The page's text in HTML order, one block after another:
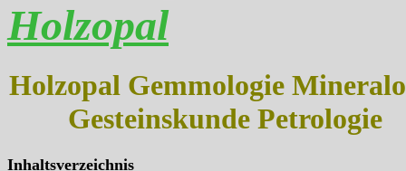
Holzopal
Holzopal Gemmologie
Gesteinskunde Petrologie
Inhaltsverzeichnis